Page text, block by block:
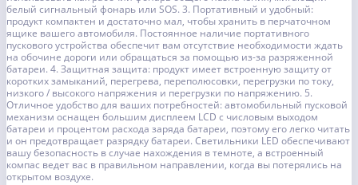
белый сигнальный фонарь или SOS. 3. Портативный и удобный:
продукт компактен и достаточно мал, чтобы хранить в перчаточном
ящике вашего автомобиля. Постоянное наличие портативного
пускового устройства обеспечит вам отсутствие необходимости ждать
на обочине дороги или обращаться за помощью из-за разряженной
батареи. 4. Защитная защита: продукт имеет встроенную защиту от
коротких замыканий, перегрева, переполюсовки, перегрузки по току,
низкого / высокого напряжения и перегрузки по напряжению. 5.
Отличное удобство для ваших потребностей: автомобильный пусковой
механизм оснащен большим дисплеем LCD с числовым выходом
батареи и процентом расхода заряда батареи, поэтому его легко читать
и он предотвращает разрядку батареи. Светильники LED обеспечивают
вашу безопасность в случае нахождения в темноте, а встроенный
компас ведет вас в правильном направлении, когда вы потерялись на
открытом воздухе.